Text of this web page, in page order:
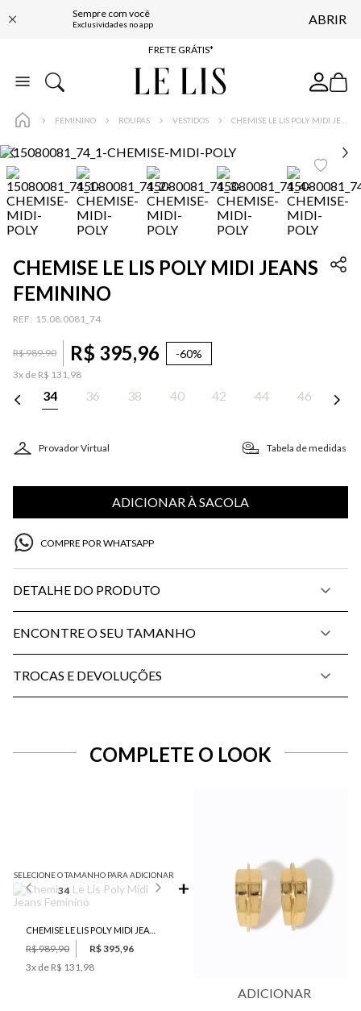
Sempre com você
Exclusividades no app ABRIR
ENTREGA EXPRESSA*
FRETE GRÁTIS*
BAIXE O APP
FEMININO ROUPAS VESTIDOS
CHEMISE LE LIS POLY MIDI JEANS
FEMININO
: 15.08.0081_74
R$989,90 R$ 395,96 -60%
3x de R$ 131,98
34 36 38 40 42 44 46
Provador Virtual Tabela de medidas
ADICIONAR À SACOLA
COMPRE POR WHATSAPP
DETALHE DO PRODUTO
ENCONTRE O SEU TAMANHO
TROCAS E DEVOLUÇÕES
COMPLETE O LOOK
SELECIONE O TAMANHO PARA ADICIONAR
34
R$ 989,90
R$ 395,96
3x de R$ 131,98
ADICIONAR